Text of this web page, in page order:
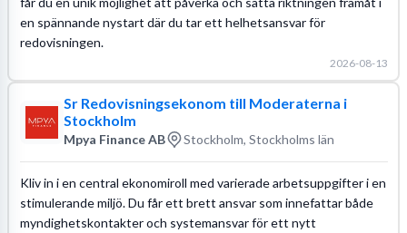
en spännande nystart där du tar ett helhetsansvar för
redovisningen.
2026-08-13
Sr Redovisningsekonom till Moderaterna i
Stockholm
Mpya Finance AB Stockholm, Stockholms län
Kliv in i en central ekonomiroll med varierade arbetsuppgifter i en
stimulerande miljö. Du får ett brett ansvar som innefattar både
myndighetskontakter och systemansvar för ett nytt